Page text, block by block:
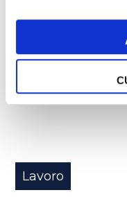
Lavoro